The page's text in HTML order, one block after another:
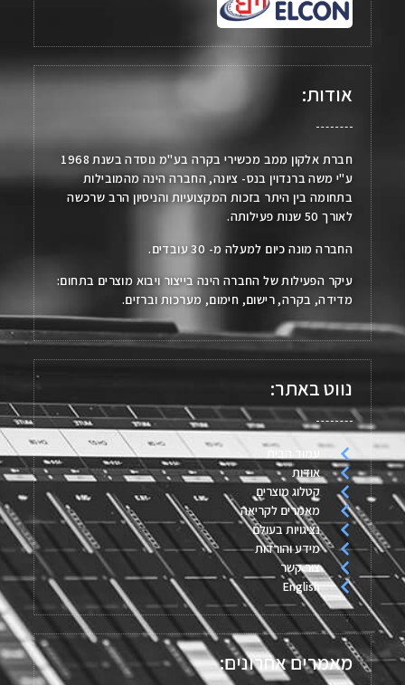
אודות:
חברת אלקון ממב מכשירי בקרה בע"מ נוסדה בשנת 1968
ע"י משה ברנדוין בנס- ציונה, החברה הינה מהמובילות
בתחומה בין היתר בזכות המקצועיות והניסיון הרב שרכשה
לאורך 50 שנות פעילותה.
החברה מונה כיום למעלה מ- 30 עובדים.
עיקר הפעילות של החברה הינה בייצור ויבוא מוצרים בתחום:
מדידה, בקרה, רישום, חימום, מערכות וברזים.
נווט באתר:
עמוד הבית
אודות
קטלוג מוצרים
מאמרים לקריאה
נציגויות בעולם
מידע והורדות
צור קשר
English
מאמרים אחרונים: